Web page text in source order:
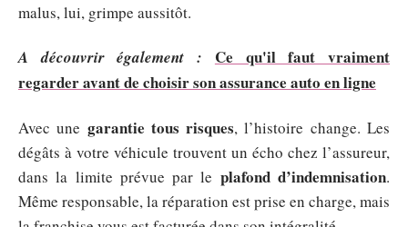
malus, lui, grimpe aussitôt.
A découvrir également :
Ce qu'il faut vraiment
regarder avant de choisir son assurance auto en ligne
Avec une garantie tous risques, l’histoire change. Les
dégâts à votre véhicule trouvent un écho chez l’assureur,
dans la limite prévue par le plafond d’indemnisation.
Même responsable, la réparation est prise en charge, mais